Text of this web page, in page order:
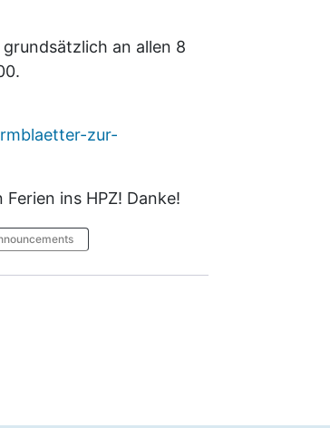
an allen 8
zur-
ins HPZ! Danke!